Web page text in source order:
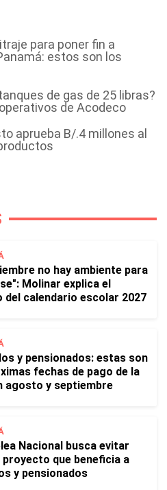
para poner fin a
estos son los
de gas de 25 libras?
de Acodeco
aprueba B/.4 millones al
no hay ambiente para
Molinar explica el
del calendario escolar 2027
y pensionados: estas son
fechas de pago de la
agosto y septiembre
Nacional busca evitar
que beneficia a
y pensionados